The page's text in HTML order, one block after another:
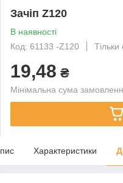
Зачіп Z120
В наявності
Код: 61133 -Z120
Тільки
19,48 ₴
Мінімальна сума
Характеристики